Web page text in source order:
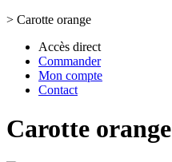
> Carotte orange
Accès direct
Commander
Mon compte
Contact
Carotte orange